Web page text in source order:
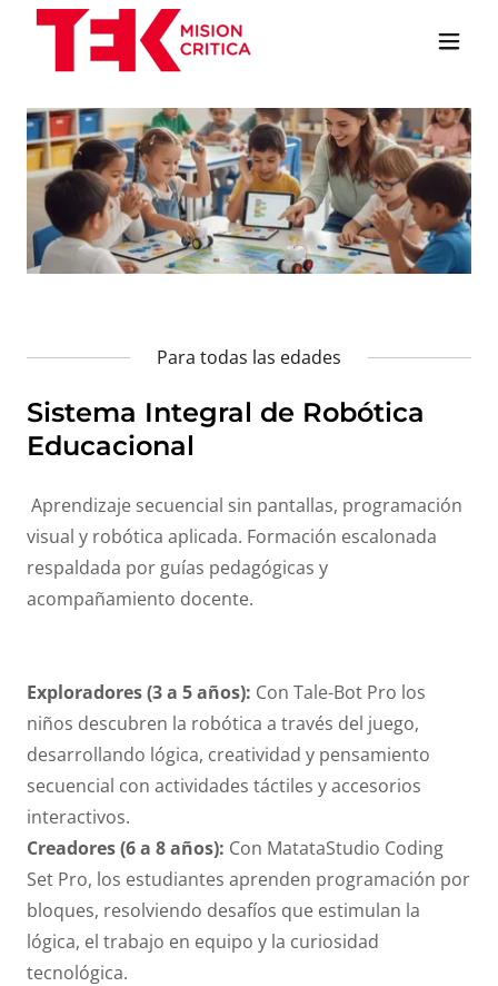
Para todas las edades
Sistema Integral de Robótica
Educacional
Aprendizaje secuencial sin pantallas, programación
visual y robótica aplicada. Formación escalonada
respaldada por guías pedagógicas y
acompañamiento docente.
Exploradores (3 a 5 años): Con Tale-Bot Pro los
niños descubren la robótica a través del juego,
desarrollando lógica, creatividad y pensamiento
secuencial con actividades táctiles y accesorios
interactivos.
Creadores (6 a 8 años): Con MatataStudio Coding
Set Pro, los estudiantes aprenden programación por
bloques, resolviendo desafíos que estimulan la
lógica, el trabajo en equipo y la curiosidad
tecnológica.